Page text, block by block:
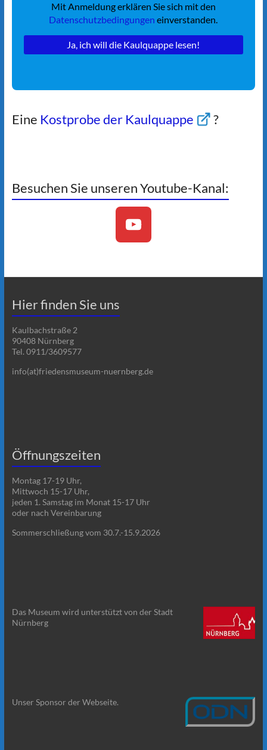
Mit Anmeldung erklären Sie sich mit den
Datenschutzbedingungeneinverstanden.
Eine Kostprobe der Kaulquappe ?
Besuchen Sie unseren Youtube-Kanal:
Hier finden Sie uns
Kaulbachstraße 2
90408 Nürnberg
Tel. 0911/3609577
info(at)friedensmuseum-nuernberg.de
Öffnungszeiten
Montag 17-19 Uhr,
Mittwoch 15-17 Uhr,
jeden 1. Samstag im Monat 15-17 Uhr
oder nach Vereinbarung
Sommerschließung vom 30.7.-15.9.2026
Das Museum wird unterstützt von der Stadt
Nürnberg
Unser Sponsor der Webseite.